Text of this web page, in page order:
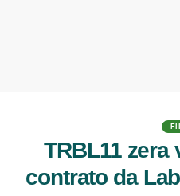
TRBL11
contrato da